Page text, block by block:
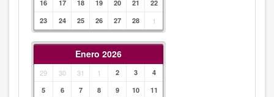
16
17 18 19 20 21
22
23
24 25 26 27 28 1
Enero 2026
29 30 31 1 2 3
4
5
6 7 8 9 10
11